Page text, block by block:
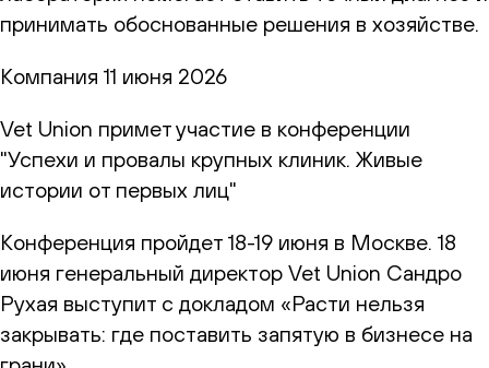
принимать обоснованные решения в хозяйстве.
Компания 11 июня 2026
Vet Union примет участие в конференции
"Успехи и провалы крупных клиник. Живые
истории от первых лиц"
Конференция пройдет 18-19 июня в Москве. 18
июня генеральный директор Vet Union Сандро
Рухая выступит с докладом «Расти нельзя
закрывать: где поставить запятую в бизнесе на